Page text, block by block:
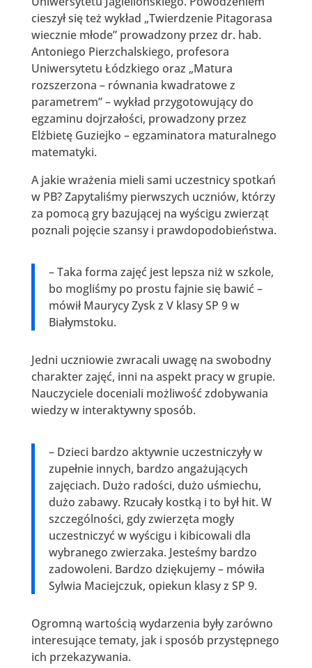
cieszył się też wykład „Twierdzenie Pitagorasa
wiecznie młode” prowadzony przez dr. hab.
Antoniego Pierzchalskiego, profesora
Uniwersytetu Łódzkiego oraz „Matura
rozszerzona – równania kwadratowe z
parametrem” – wykład przygotowujący do
egzaminu dojrzałości, prowadzony przez
Elżbietę Guziejko – egzaminatora maturalnego
matematyki.
A jakie wrażenia mieli sami uczestnicy spotkań
w PB? Zapytaliśmy pierwszych uczniów, którzy
za pomocą gry bazującej na wyścigu zwierząt
poznali pojęcie szansy i prawdopodobieństwa.
– Taka forma zajęć jest lepsza niż w szkole,
bo mogliśmy po prostu fajnie się bawić –
mówił Maurycy Zysk z V klasy SP 9 w
Białymstoku.
Jedni uczniowie zwracali uwagę na swobodny
charakter zajęć, inni na aspekt pracy w grupie.
Nauczyciele doceniali możliwość zdobywania
wiedzy w interaktywny sposób.
– Dzieci bardzo aktywnie uczestniczyły w
zupełnie innych, bardzo angażujących
zajęciach. Dużo radości, dużo uśmiechu,
dużo zabawy. Rzucały kostką i to był hit. W
szczególności, gdy zwierzęta mogły
uczestniczyć w wyścigu i kibicowali dla
wybranego zwierzaka. Jesteśmy bardzo
zadowoleni. Bardzo dziękujemy – mówiła
Sylwia Maciejczuk, opiekun klasy z SP 9.
Ogromną wartością wydarzenia były zarówno
interesujące tematy, jak i sposób przystępnego
ich przekazywania.